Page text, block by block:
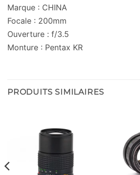
Marque : CHINA
Focale : 200mm
Ouverture : f/3.5
Monture : Pentax KR
PRODUITS SIMILAIRES